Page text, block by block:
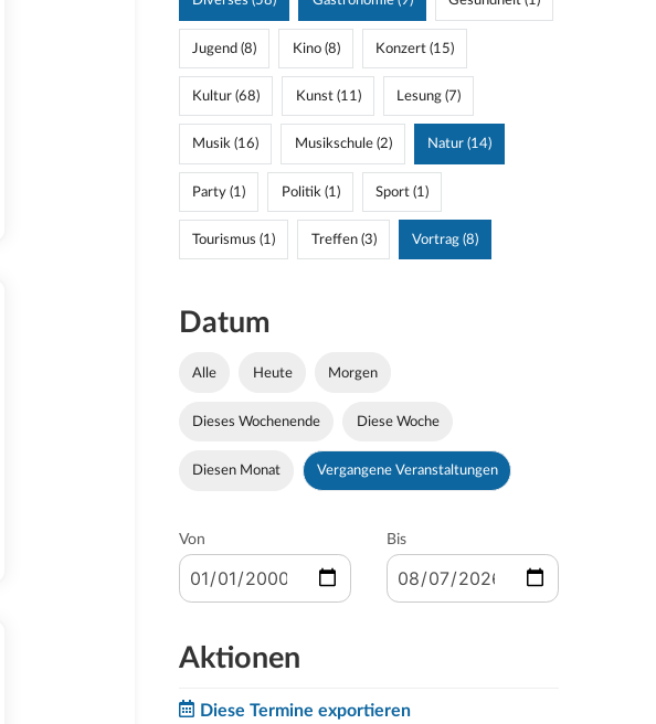
Jugend (8) Kino (8) Konzert (15)
Kultur (68) Kunst (11) Lesung (7)
Musik (16) Musikschule (2) Natur (14)
Party (1) Politik (1) Sport (1)
Tourismus (1) Treffen (3) Vortrag (8)
Datum
Alle Heute Morgen
Dieses Wochenende Diese Woche
Diesen Monat Vergangene Veranstaltungen
Von Bis
Aktionen
Diese Termine exportieren